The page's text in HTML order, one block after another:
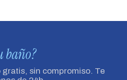
baño?
sin compromiso. Te